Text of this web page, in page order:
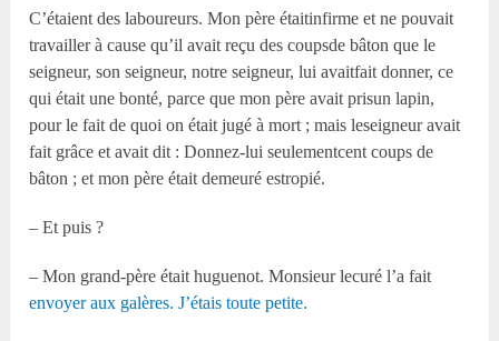
C’étaient des laboureurs. Mon père étaitinfirme et ne pouvait
travailler à cause qu’il avait reçu des coupsde bâton que le
seigneur, son seigneur, notre seigneur, lui avaitfait donner, ce
qui était une bonté, parce que mon père avait prisun lapin,
pour le fait de quoi on était jugé à mort ; mais leseigneur avait
fait grâce et avait dit : Donnez-lui seulementcent coups de
bâton ; et mon père était demeuré estropié.
– Et puis ?
– Mon grand-père était huguenot. Monsieur lecuré l’a fait
envoyer aux galères. J’étais toute petite.